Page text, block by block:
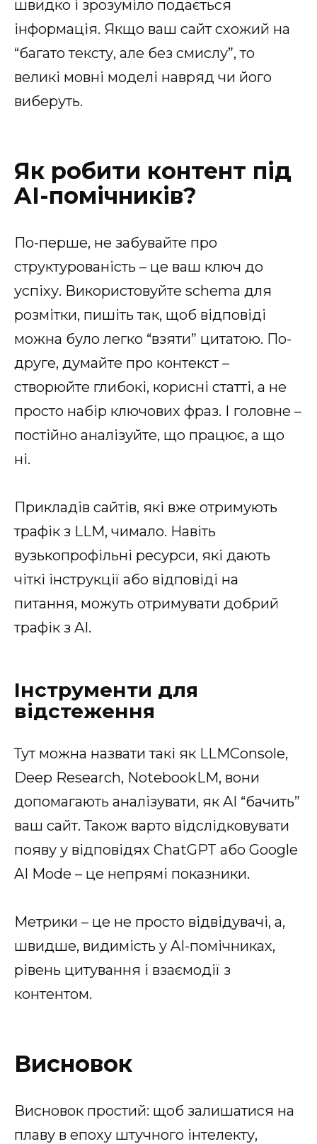
швидко і зрозуміло подається
інформація. Якщо ваш сайт схожий на
“багато тексту, але без смислу”, то
великі мовні моделі навряд чи його
виберуть.
Як робити контент під
AI-помічників?
По-перше, не забувайте про
структурованість – це ваш ключ до
успіху. Використовуйте schema для
розмітки, пишіть так, щоб відповіді
можна було легко “взяти” цитатою. По-
друге, думайте про контекст –
створюйте глибокі, корисні статті, а не
просто набір ключових фраз. І головне –
постійно аналізуйте, що працює, а що
ні.
Прикладів сайтів, які вже отримують
трафік з LLM, чимало. Навіть
вузькопрофільні ресурси, які дають
чіткі інструкції або відповіді на
питання, можуть отримувати добрий
трафік з AI.
Інструменти для
відстеження
Тут можна назвати такі як LLMConsole,
Deep Research, NotebookLM, вони
допомагають аналізувати, як AI “бачить”
ваш сайт. Також варто відслідковувати
появу у відповідях ChatGPT або Google
AI Mode – це непрямі показники.
Метрики – це не просто відвідувачі, а,
швидше, видимість у AI-помічниках,
рівень цитування і взаємодії з
контентом.
Висновок
Висновок простий: щоб залишатися на
плаву в епоху штучного інтелекту,